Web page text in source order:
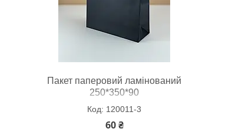
Пакет паперовий ламінований
250*350*90
120011-3
60 ₴